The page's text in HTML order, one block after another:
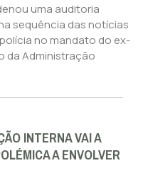
uma auditoria
sequência das notícias
no mandato do ex-
da Administração
INTERNA VAI A
A ENVOLVER